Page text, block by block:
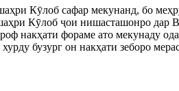
Кӯлоб сафар мекунанд, бо
Кӯлоб ҷои нишасташонро дар
накҳати фораме ато мекунаду
бузург он накҳати зеборо